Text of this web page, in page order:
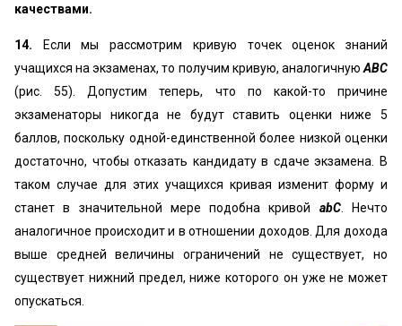
качествами.
14. Если мы рассмотрим кривую точек оценок знаний
учащихся на экзаменах, то получим кривую, аналогичную ABC
(рис. 55). Допустим теперь, что по какой-то причине
экзаменаторы никогда не будут ставить оценки ниже 5
баллов, поскольку одной-единственной более низкой оценки
достаточно, чтобы отказать кандидату в сдаче экзамена. В
таком случае для этих учащихся кривая изменит форму и
станет в значительной мере подобна кривой abC. Нечто
аналогичное происходит и в отношении доходов. Для дохода
выше средней величины ограничений не существует, но
существует нижний предел, ниже которого он уже не может
опускаться.